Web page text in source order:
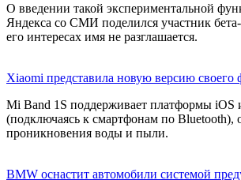
О введении такой экспериментальной
Яндекса со СМИ поделился участник
его интересах имя не разглашается.
Xiaomi представила новую версию своего
Mi Band 1S поддерживает платформы iOS
(подключаясь к смартфонам по Bluetooth),
проникновения воды и пыли.
BMW оснастит автомобили системой